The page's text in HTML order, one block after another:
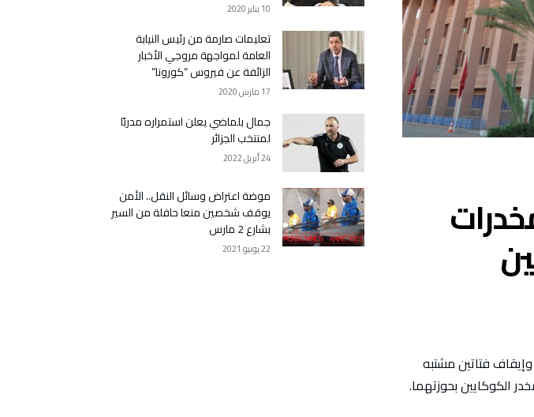
فتاتين مشتبه
الكوكايين بحوزتهما.
10 يناير 2020
تعليمات صارمة من رئيس النيابة
العامة لمواجهة مروجي الأخبار
الزائفة عن فيروس “كورونا”
17 مارس 2020
جمال بلماضي يعلن استمراره مدربًا
لمنتخب الجزائر
24 أبريل 2022
موضة اعتراض وسائل النقل.. الأمن
يوقف شخصين منعا حافلة من السير
بشارع 2 مارس
22 يونيو 2021